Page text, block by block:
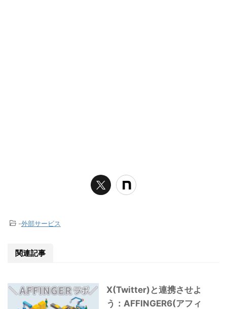
-外部サービス
関連記事
X(Twitter)と連携させよ
う：AFFINGER6(アフィ